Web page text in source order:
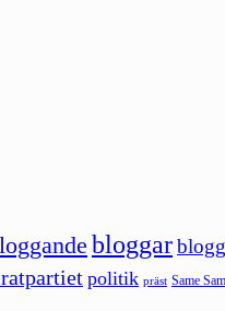
bloggar
politik präst Same